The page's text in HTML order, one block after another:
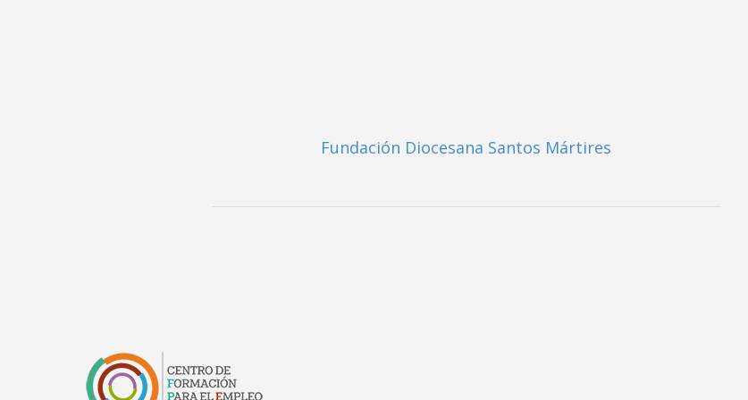
Fundación Diocesana Santos Mártires